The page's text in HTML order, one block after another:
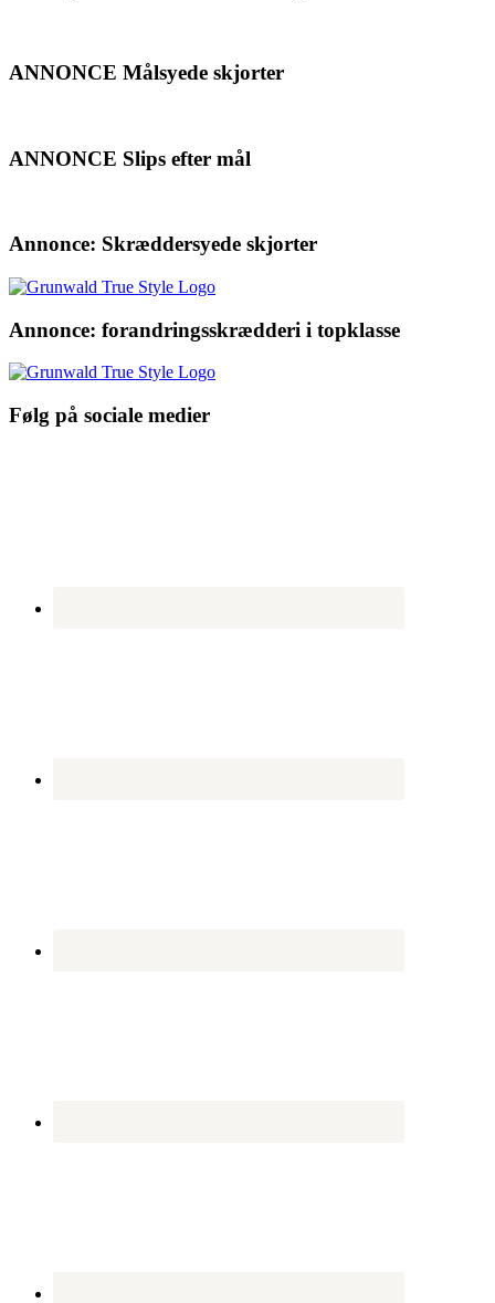
ANNONCE Målsyede skjorter
ANNONCE Slips efter mål
Annonce: Skræddersyede skjorter
Annonce: forandringsskrædderi i topklasse
Følg på sociale medier